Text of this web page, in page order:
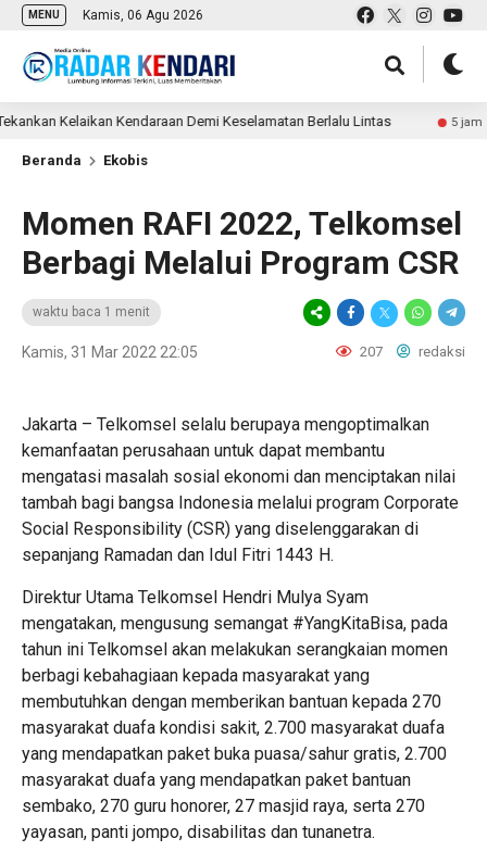
MENU Kamis, 06 Agu 2026
Kelaikan Kendaraan Demi Keselamatan Berlalu Lintas 5 jam lalu
Beranda Ekobis
Momen RAFI 2022, Telkomsel
Berbagi Melalui Program CSR
waktu baca 1 menit
Kamis, 31 Mar 2022 22:05 207 redaksi
Jakarta – Telkomsel selalu berupaya mengoptimalkan
kemanfaatan perusahaan untuk dapat membantu
mengatasi masalah sosial ekonomi dan menciptakan nilai
tambah bagi bangsa Indonesia melalui program Corporate
Social Responsibility (CSR) yang diselenggarakan di
sepanjang Ramadan dan Idul Fitri 1443 H.
Direktur Utama Telkomsel Hendri Mulya Syam
mengatakan, mengusung semangat #YangKitaBisa, pada
tahun ini Telkomsel akan melakukan serangkaian momen
berbagi kebahagiaan kepada masyarakat yang
membutuhkan dengan memberikan bantuan kepada 270
masyarakat duafa kondisi sakit, 2.700 masyarakat duafa
yang mendapatkan paket buka puasa/sahur gratis, 2.700
masyarakat duafa yang mendapatkan paket bantuan
sembako, 270 guru honorer, 27 masjid raya, serta 270
yayasan, panti jompo, disabilitas dan tunanetra.